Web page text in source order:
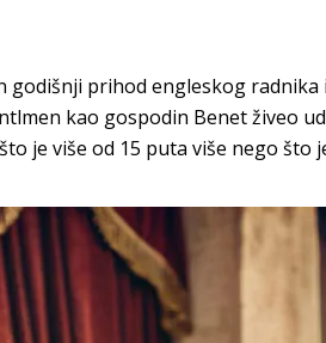
prihod engleskog radnika
kao gospodin Benet živeo
je više od 15 puta više nego što